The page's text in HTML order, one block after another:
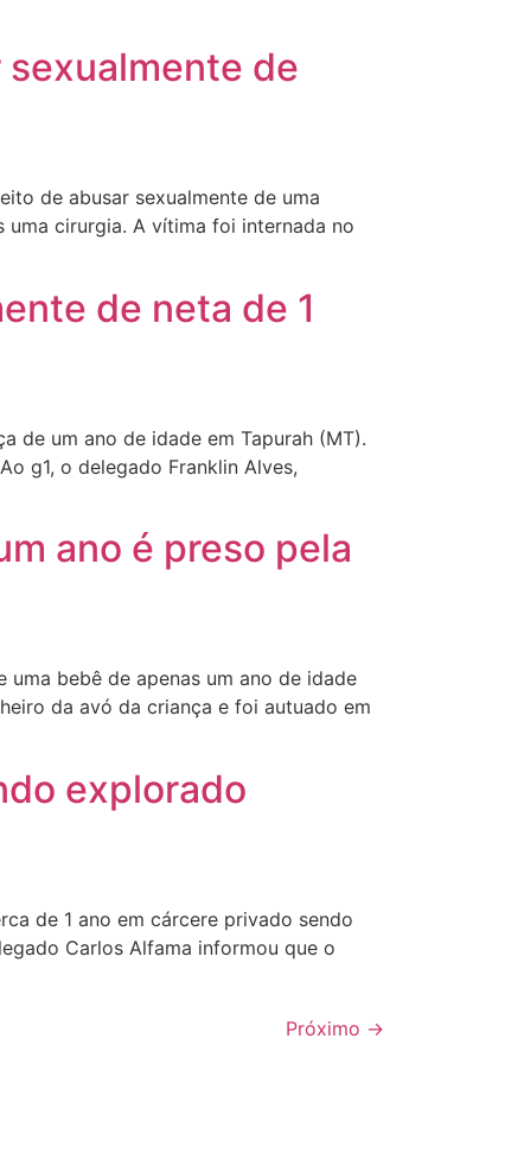
de
de abusar sexualmente de uma
uma cirurgia. A vítima foi internada no
de neta de 1
de um ano de idade em Tapurah (MT).
g1, o delegado Franklin Alves,
ano é preso pela
bebê de apenas um ano de idade
da avó da criança e foi autuado em
explorado
de 1 ano em cárcere privado sendo
Carlos Alfama informou que o
Próximo →